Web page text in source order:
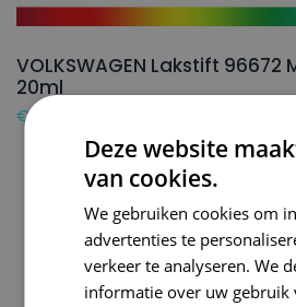
VOLKSWAGEN Lakstift 96672
20ml
€16,50
Deze website
van cookies.
We gebruiken cookies om
advertenties te
verkeer te analyseren. We
informatie over uw gebruik